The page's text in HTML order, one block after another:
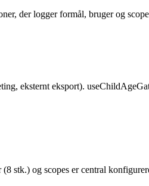
der logger formål, bruger og
eksternt eksport).
stk.) og scopes er central